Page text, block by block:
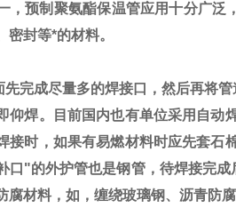
，预制聚氨酯保温管应用十分广
密封等*的材料。
完成尽量多的焊接口，然后再将
仰焊。目前国内也有单位采用自动
接时，如果有易燃材料时应先套石
口"的外护管也是钢管，待焊接完成
腐材料，如，缠绕玻璃钢、沥青防